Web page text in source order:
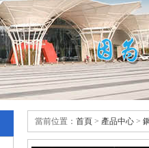
當前位置： 首頁 > 產品中心 >